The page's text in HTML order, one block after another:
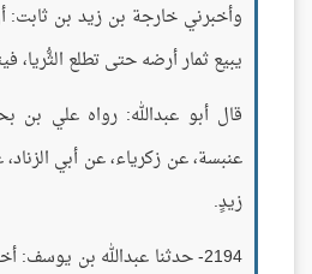
وأخبرني خارجة بن زيد بن ثابت:
يبيع ثمار أرضه حتى تطلع الثُّريا،
قال أبو عبدالله: رواه علي بن
عنبسة، عن زكرياء، عن أبي
زيدٍ.
2194- حدثنا عبدالله بن يوسف: